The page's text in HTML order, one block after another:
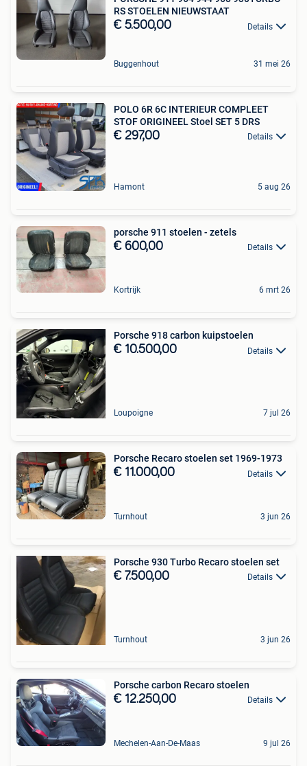
RS STOELEN NIEUWSTAAT
€ 5.500,00 Details
Buggenhout 31 mei 26
POLO 6R 6C INTERIEUR COMPLEET
STOF ORIGINEEL Stoel SET 5 DRS
€ 297,00 Details
Hamont 5 aug 26
porsche 911 stoelen - zetels
€ 600,00 Details
Kortrijk 6 mrt 26
Porsche 918 carbon kuipstoelen
€ 10.500,00 Details
Loupoigne 7 jul 26
Porsche Recaro stoelen set 1969-1973
€ 11.000,00 Details
Turnhout 3 jun 26
Porsche 930 Turbo Recaro stoelen set
€ 7.500,00 Details
Turnhout 3 jun 26
Porsche carbon Recaro stoelen
€ 12.250,00 Details
Mechelen-Aan-De-Maas 9 jul 26